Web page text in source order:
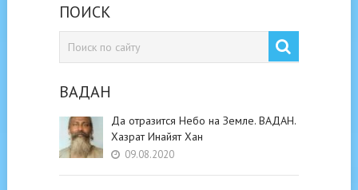
ПОИСК
ВАДАН
Да отразится Небо на Земле. ВАДАН.
Хазрат Инайят Хан
09.08.2020